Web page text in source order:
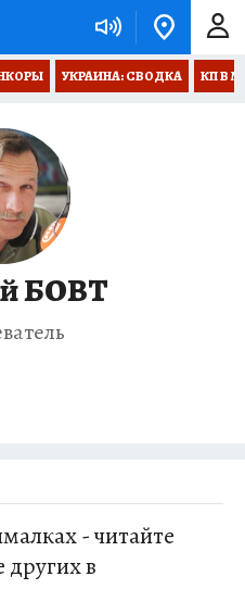
УКРАИНА: СВОДКА КП В
БОВТ
- читайте
в